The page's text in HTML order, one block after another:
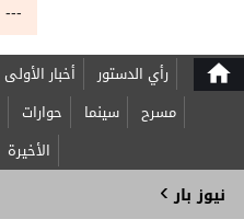
home رأي الدستور أخبار الأولى
مسرح
سينما حوارات
الأخيرة
نيوز بار ›